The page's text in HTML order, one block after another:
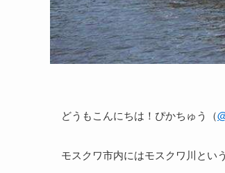
どうもこんにちは！ぴかちゅう（
モスクワ市内にはモスクワ川とい